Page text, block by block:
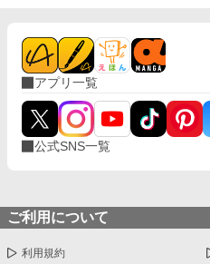
アプリ一覧
公式SNS一覧
ご利用について
利用規約